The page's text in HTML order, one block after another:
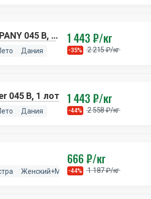
045 B, 1
Дания
1 443 ₽/кг
-35% 2 215 ₽/кг
045 B, 1 лот
Дания
1 443 ₽/кг
-44% 2 558 ₽/кг
Женский+Мужской Лето Германия
666 ₽/кг
-44% 1 187 ₽/кг